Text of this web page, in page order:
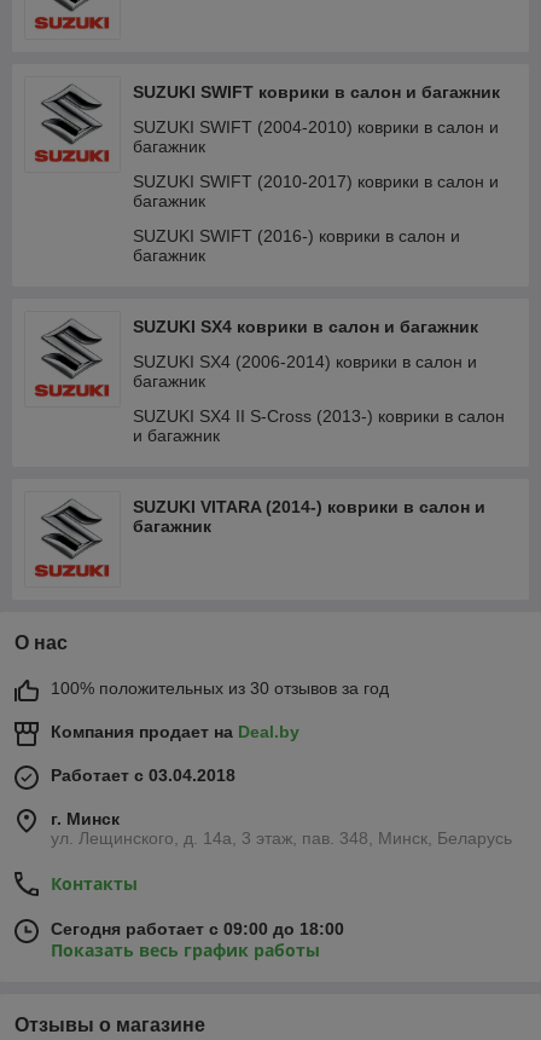
SUZUKI SWIFT коврики в салон и багажник
SUZUKI SWIFT (2004-2010) коврики в салон и
багажник
SUZUKI SWIFT (2010-2017) коврики в салон и
багажник
SUZUKI SWIFT (2016-) коврики в салон и
багажник
SUZUKI SX4 коврики в салон и багажник
SUZUKI SX4 (2006-2014) коврики в салон и
багажник
SUZUKI SX4 II S-Cross (2013-) коврики в салон
и багажник
SUZUKI VITARA (2014-) коврики в салон и
багажник
О нас
100% положительных из 30 отзывов за год
Компания продает на Deal.by
Работает с 03.04.2018
г. Минск
ул. Лещинского, д. 14а, 3 этаж, пав. 348, Минск, Беларусь
Контакты
Сегодня работает с 09:00 до 18:00
Показать весь график работы
Отзывы о магазине